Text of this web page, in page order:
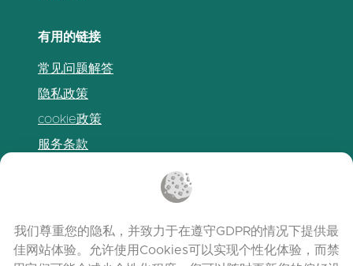
有用的链接
常见问题解答
隐私政策
cookie政策
服务条款
我们尊重您的隐私，并致力于在遵守GDPR的情况下提供最
佳网站体验。允许使用Cookies可以实现个性化体验，而禁